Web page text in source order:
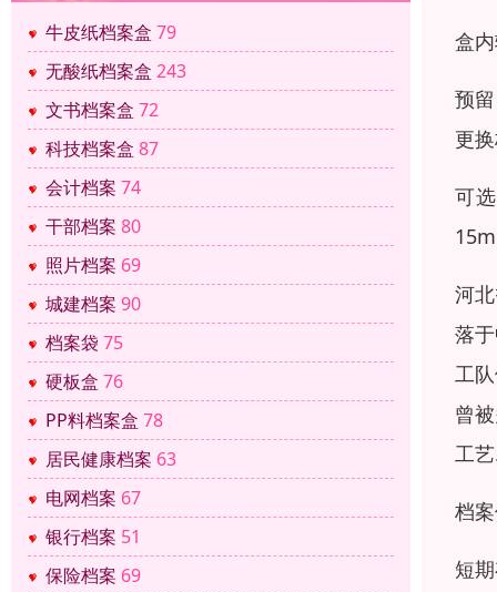
牛皮纸档案盒 79
无酸纸档案盒 243
文书档案盒 72
科技档案盒 87
会计档案 74
干部档案 80
照片档案 69
城建档案 90
档案袋 75
硬板盒 76
PP料档案盒 78
居民健康档案 63
电网档案 67
银行档案 51
保险档案 69
盒
预
更
可
河
落
工
曾
工
档
短